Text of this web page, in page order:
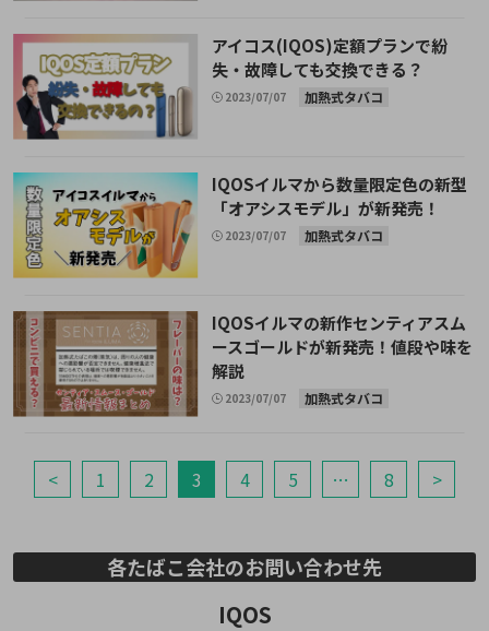
アイコス(IQOS)定額プランで紛
失・故障しても交換できる？
2023/07/07 加熱式タバコ
IQOSイルマから数量限定色の新型
「オアシスモデル」が新発売！
2023/07/07 加熱式タバコ
IQOSイルマの新作センティアスム
ースゴールドが新発売！値段や味を
解説
2023/07/07 加熱式タバコ
< 1 2 3 4 5 … 8 >
各たばこ会社のお問い合わせ先
IQOS